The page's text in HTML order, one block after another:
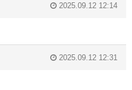
2025.09.12 12:14
2025.09.12 12:31